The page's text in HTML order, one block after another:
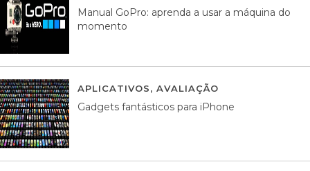
Manual GoPro: aprenda a usar a máquina do
momento
APLICATIVOS, AVALIAÇÃO
Gadgets fantásticos para iPhone